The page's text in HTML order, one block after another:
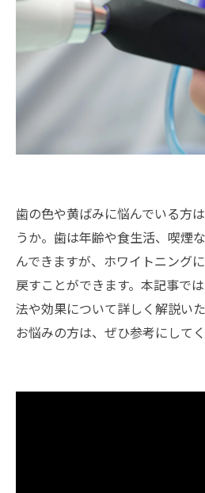
歯の色や黄ばみに悩んでいる方
うか。歯は年齢や食生活、喫煙
んできますが、ホワイトニング
戻すことができます。本記事で
法や効果について詳しく解説い
お悩みの方は、ぜひ参考にしてく